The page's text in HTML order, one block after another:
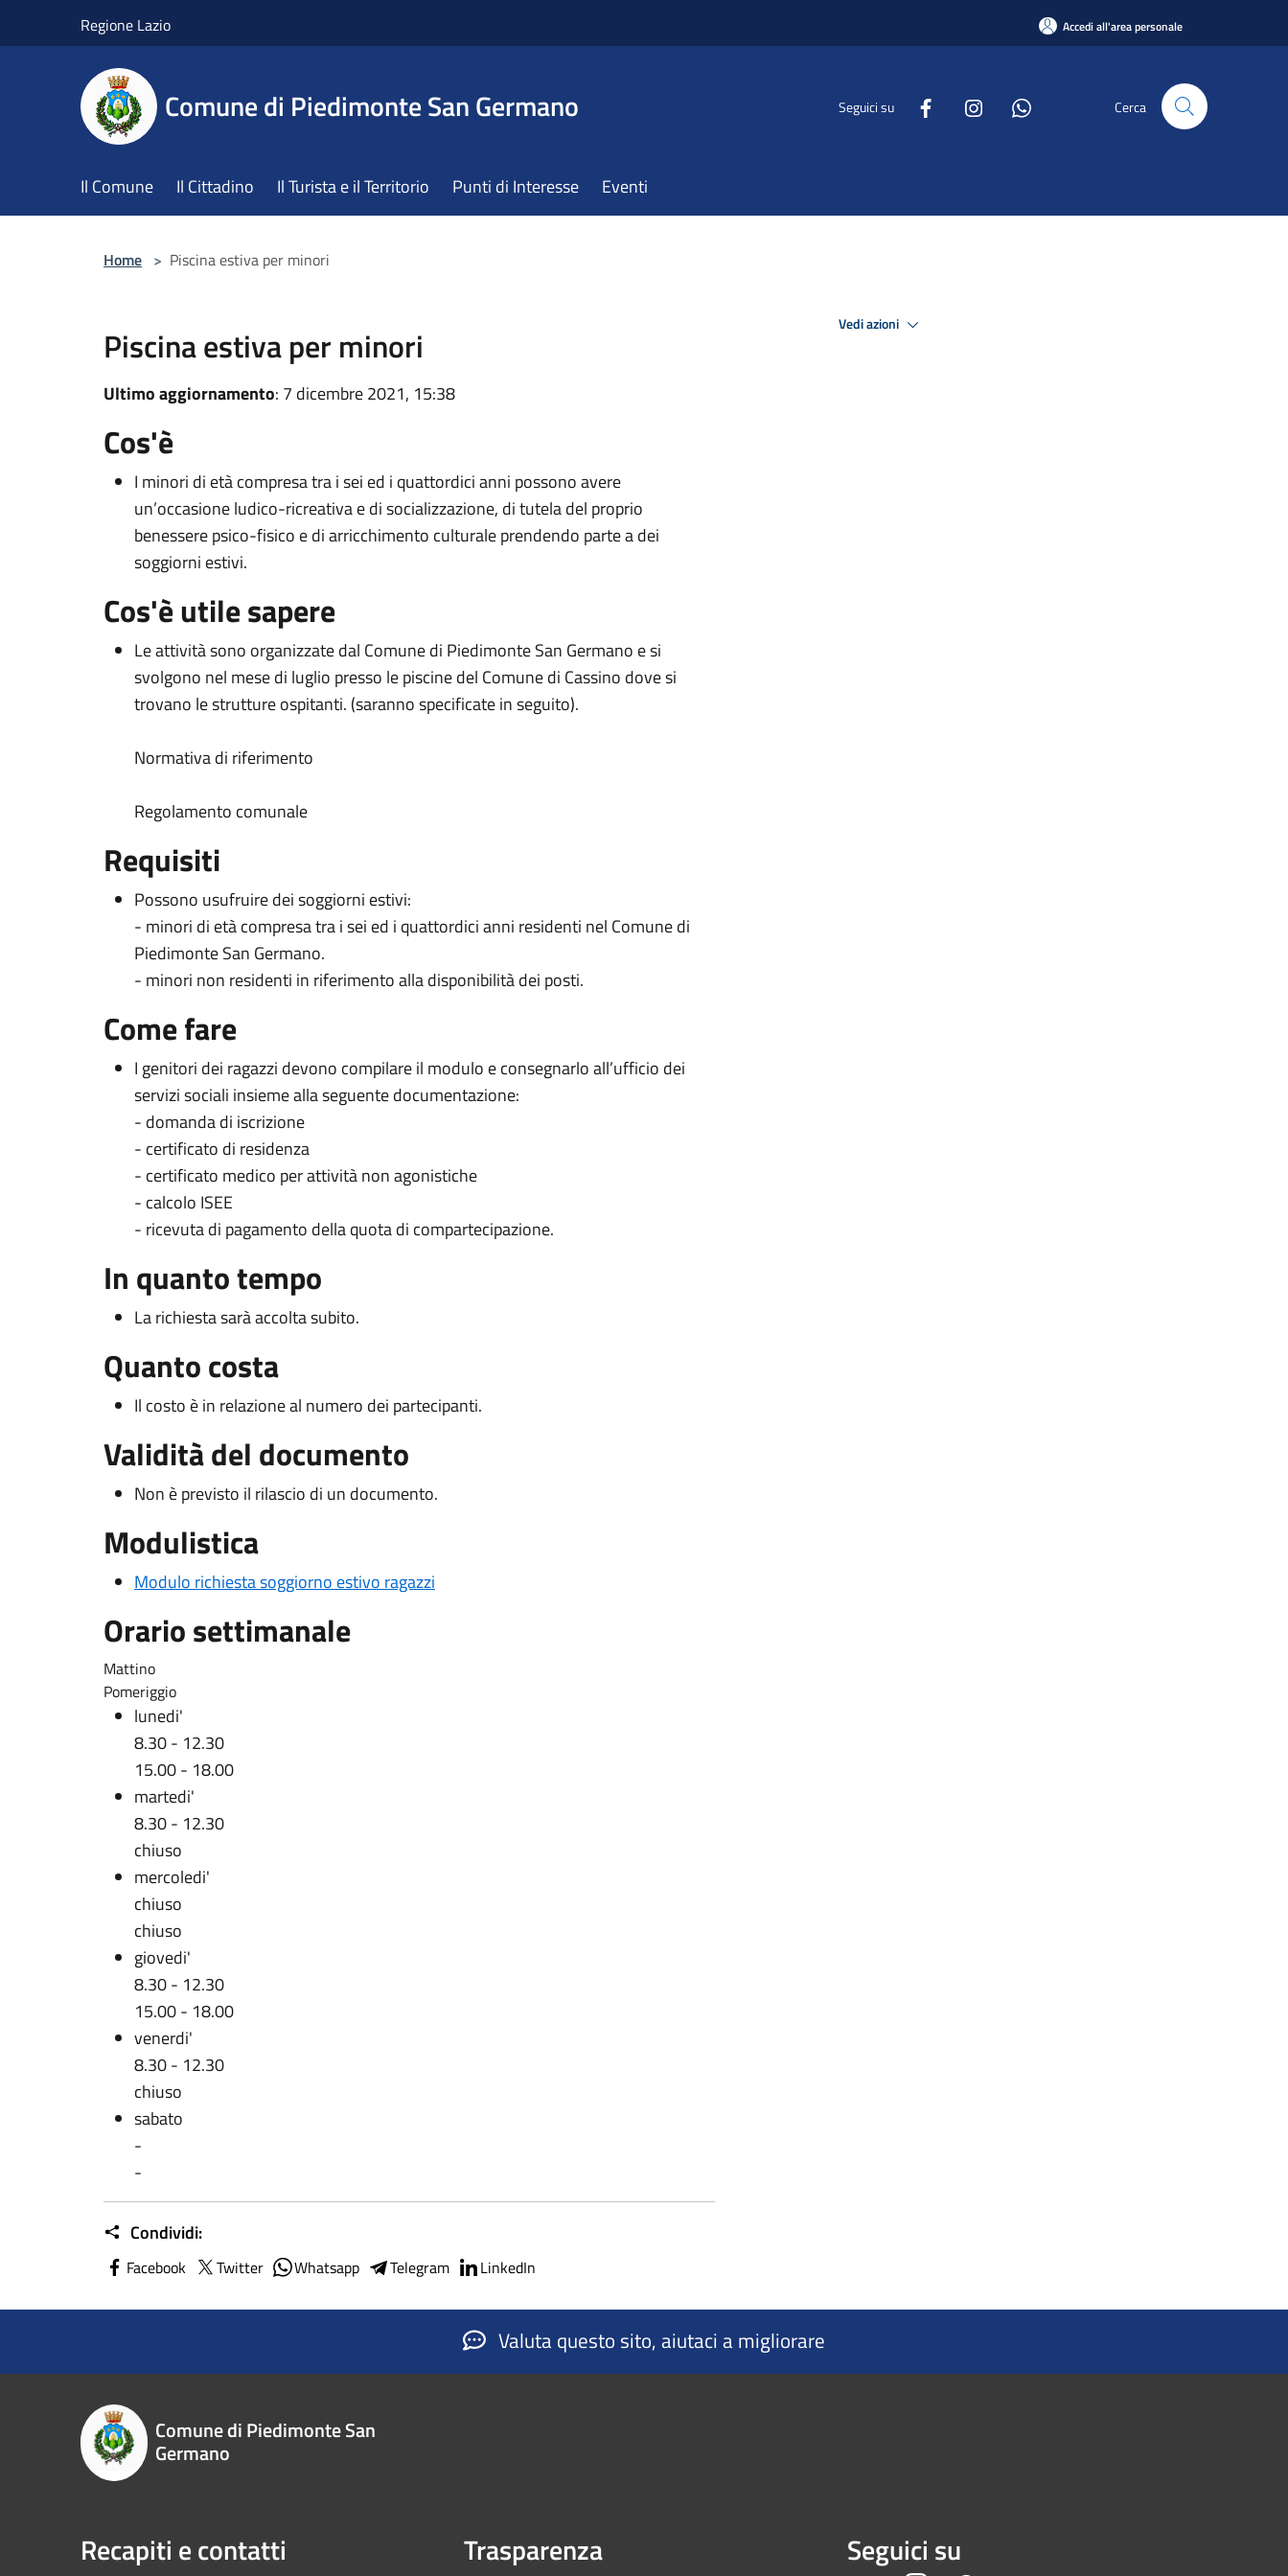
Regione Lazio Accedi all'area personale
Comune di Piedimonte San Germano Seguici su Cerca
Il Comune Il Cittadino Il Turista e il Territorio Punti di Interesse Eventi
Home > Piscina estiva per minori
Piscina estiva per minori
Ultimo aggiornamento: 7 dicembre 2021, 15:38
Cos'è
I minori di età compresa tra i sei ed i quattordici anni possono avere
un’occasione ludico-ricreativa e di socializzazione, di tutela del proprio
benessere psico-fisico e di arricchimento culturale prendendo parte a dei
soggiorni estivi.
Cos'è utile sapere
Le attività sono organizzate dal Comune di Piedimonte San Germano e si
svolgono nel mese di luglio presso le piscine del Comune di Cassino dove si
trovano le strutture ospitanti. (saranno specificate in seguito).
Normativa di riferimento
Regolamento comunale
Requisiti
Possono usufruire dei soggiorni estivi:
- minori di età compresa tra i sei ed i quattordici anni residenti nel Comune di
Piedimonte San Germano.
- minori non residenti in riferimento alla disponibilità dei posti.
Come fare
I genitori dei ragazzi devono compilare il modulo e consegnarlo all’ufficio dei
servizi sociali insieme alla seguente documentazione:
- domanda di iscrizione
- certificato di residenza
- certificato medico per attività non agonistiche
- calcolo ISEE
- ricevuta di pagamento della quota di compartecipazione.
In quanto tempo
La richiesta sarà accolta subito.
Quanto costa
Il costo è in relazione al numero dei partecipanti.
Validità del documento
Non è previsto il rilascio di un documento.
Modulistica
Modulo richiesta soggiorno estivo ragazzi
Orario settimanale
Mattino
Pomeriggio
lunedi'
8.30 - 12.30
15.00 - 18.00
martedi'
8.30 - 12.30
chiuso
mercoledi'
chiuso
chiuso
giovedi'
8.30 - 12.30
15.00 - 18.00
venerdi'
8.30 - 12.30
chiuso
sabato
-
-
Condividi:
Facebook Twitter Whatsapp Telegram LinkedIn
Vedi azioni
Valuta questo sito, aiutaci a migliorare
Comune di Piedimonte San
Germano
Recapiti e contatti Trasparenza Seguici su